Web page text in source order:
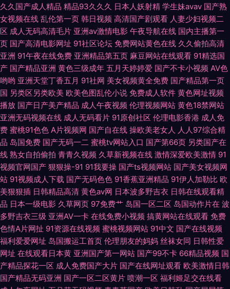
在线观看91视频 99影院激情文学 黄色电影视频网 人妖免费网站 亚洲爱爱永
久网站 91网页在线版 福利电影偶偶 玖玖热玖玖玖 日韩肏屄网站 一区一区一
去二级 肏屄在线观看 黄色香蕉 欧洲四级片网址 午夜啪啪啪 97超碰总站 岛
国大片无码 久久玖玖视 日韩A级视屏 最新无毒AV网 www97丝足网 极品福
利姬自慰 日本激情视频 亚洲色香蕉 丰满熟妇大乳做爰 另类春色 日韩无码观
久久国产成人精品 精品93久久久 日本人妖射精 学生妹avav 国产熟
女视频在线 乱伦第一页 韩日视频 高清国产剧观看 人妻少妇视频二
区 成人无码高清毛片 亚洲av激情电影 午夜导航在线 国内主播第一
页 国产高清电影网址 91社区论坛 免费网站黄色在线 久久偷拍高清
亚洲 91午夜在线免费 亚洲精品第五页 麻豆网站在线观看 91精选国
产 国产精品亚洲 黄色三级成年 五月天婷婷爱 国产不卡小视频 AV色
哟哟 亚洲天堂丁香五月 91社网 美女视频黄全免费 国产精品第一页
国 另类区另类欧美 欧美色图乱伦小说 免费成人软件 黄色网址视频
播放 国产日产美产精品 成人午夜视频 伦理视频网站 黄色18禁网站
亚洲无码视频在线 成人无码看片 91原创社区 伦理电影香港 成人免
费 蜜桃91色色 A片视频网 国产自在线 操欧美老女人 人人97综合精
品 岛国免费 国产无码一二 蜜桃tv网站入口 国产第66页 另类国产在
线 熟女自拍偷拍 青青久视频 久草新视频在线 激情深爱欧美激情 91
视频官网国产 狠狠操-91 91我要操 国产ts视频网站 国产美女视频网
站 91视频成人下载 国产无码色色 91香蕉亚洲精品 91伊人加勒比 欧
美狠狠插 日韩精品高清 黄色av网 日本波多野吉衣 日韩在线观看精
品 日本一级电影 久草网页 97免费艹 岛国一区二区 岛国动作片在 波
多野吉衣三级 亚洲AV一卡 在线免费小视频 搞黄网站在线观看 免费
色情A片网扯 91资源在线视频 蜜桃视频网站 91中文 国产在线视频
福利爱爱网址 岛国搬运工首页 伦理朋友的妈妈 丝袜女同 日韩性爱
网址 在线观看日本黄 亚洲国产第一网站 国产99不卡 66精品视频 国
产精品探花一区 成人免费国产大片 国产在线网址观看 欧美激情日韩
国产精品无码亚洲 国产一区二区黄片 喷潮一区 福利姬足交在线看